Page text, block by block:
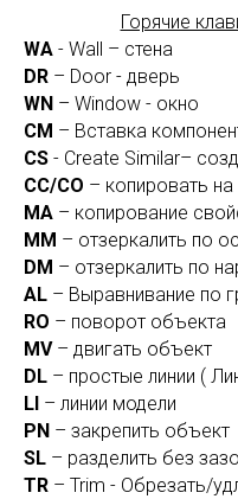
Горячие
WA - Wall – стена
DR – Door - дверь
WN – Window - окно
CM – Вставка
CS - Create Similar–
СС/CO – копировать на
МА – копирование
MM – отзеркалить по
DM – отзеркалить по
AL – Выравнивание по
RO – поворот объекта
MV– двигать объект
DL – простые линии (
LI – линии модели
PN – закрепить объект
SL – разделить без
TR – Trim - Обрезать/